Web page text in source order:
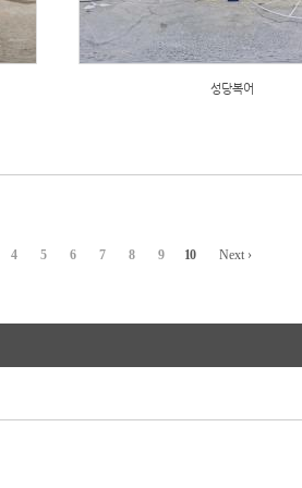
성당복어
4 5 6 7 8 9 10 Next ›